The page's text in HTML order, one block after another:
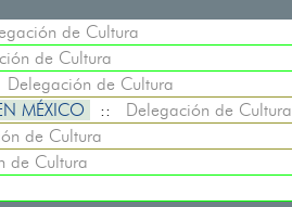
de Cultura
de Cultura
Delegación de Cultura
MÉXICO
:: Delegación de Cultura
de Cultura
de Cultura